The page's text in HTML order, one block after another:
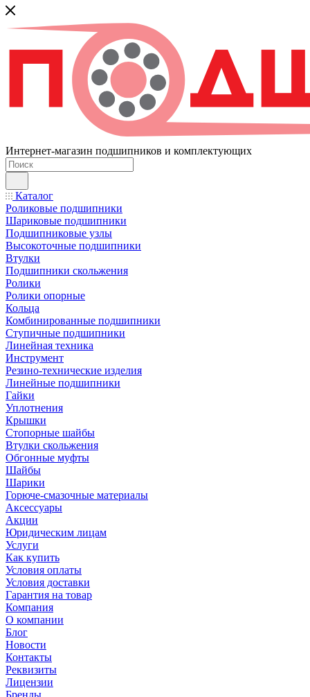
Интернет-магазин подшипников и комплектующих
Каталог
Роликовые подшипники
Шариковые подшипники
Подшипниковые узлы
Высокоточные подшипники
Втулки
Подшипники скольжения
Ролики
Ролики опорные
Кольца
Комбинированные подшипники
Ступичные подшипники
Линейная техника
Инструмент
Резино-технические изделия
Линейные подшипники
Гайки
Уплотнения
Крышки
Стопорные шайбы
Втулки скольжения
Обгонные муфты
Шайбы
Шарики
Горюче-смазочные материалы
Аксессуары
Акции
Юридическим лицам
Услуги
Как купить
Условия оплаты
Условия доставки
Гарантия на товар
Компания
О компании
Блог
Новости
Контакты
Реквизиты
Лицензии
Бренды